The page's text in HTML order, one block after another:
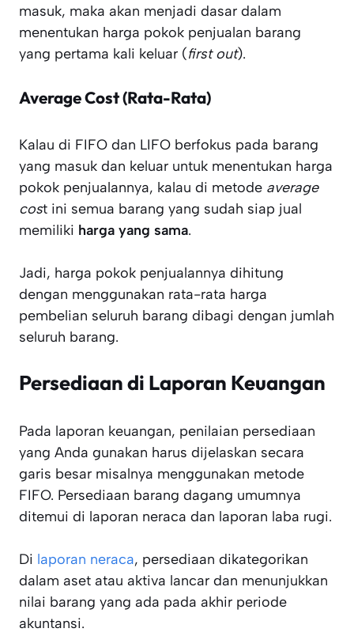
masuk, maka akan menjadi dasar dalam
menentukan harga pokok penjualan barang
yang pertama kali keluar (first out).
Average Cost (Rata-Rata)
Kalau di FIFO dan LIFO berfokus pada barang
yang masuk dan keluar untuk menentukan harga
pokok penjualannya, kalau di metode average
cost ini semua barang yang sudah siap jual
memiliki harga yang sama.
Jadi, harga pokok penjualannya dihitung
dengan menggunakan rata-rata harga
pembelian seluruh barang dibagi dengan jumlah
seluruh barang.
Persediaan di Laporan Keuangan
Pada laporan keuangan, penilaian persediaan
yang Anda gunakan harus dijelaskan secara
garis besar misalnya menggunakan metode
FIFO. Persediaan barang dagang umumnya
ditemui di laporan neraca dan laporan laba rugi.
Di laporan neraca, persediaan dikategorikan
dalam aset atau aktiva lancar dan menunjukkan
nilai barang yang ada pada akhir periode
akuntansi.